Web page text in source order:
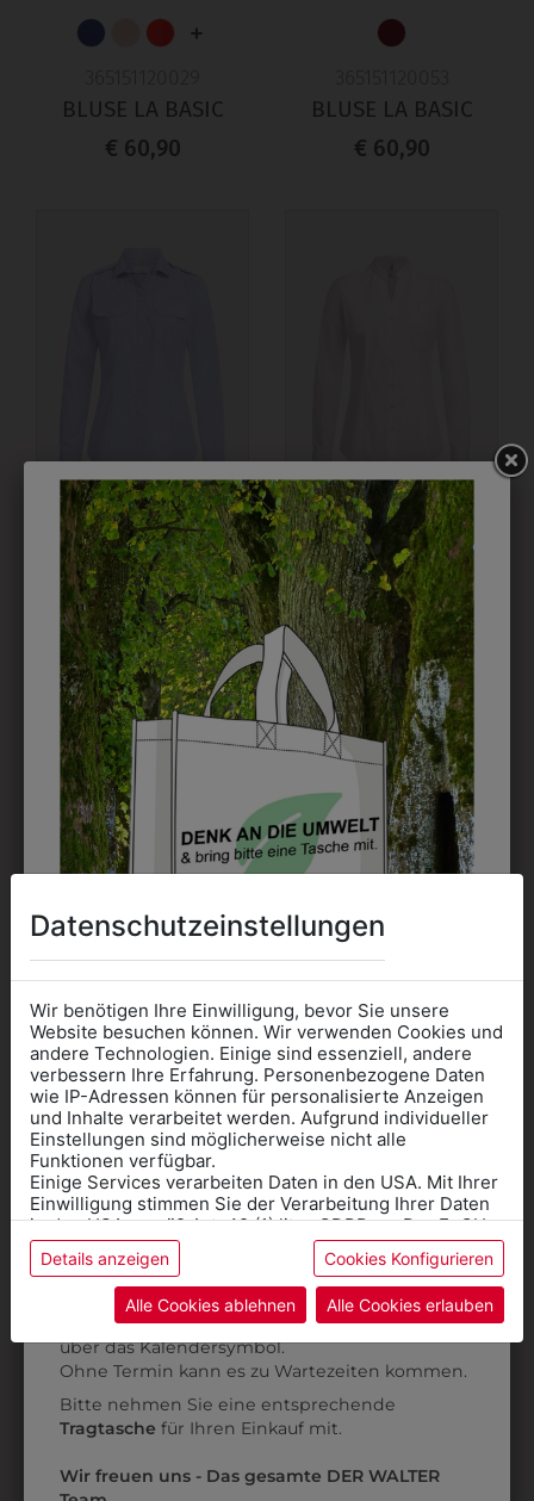
+
BLUSE LA BASIC
€ 60,90
BLUSE LA BASIC
€ 60,90
365701450029
BLUSE PILOT
LANGARM
€ 51,90
365721120090
BLUSE STEHKRAGEN
1/1
€ 60,90
365801446050
CHIFFON-BLUSE MIT
KRAGEN
€ 60,90
+
365771446016
KURZARM
€ 56,90
Datenschutzeinstellungen
Wir benötigen Ihre Einwilligung, bevor Sie unsere
Website besuchen können. Wir verwenden Cookies und
andere Technologien. Einige sind essenziell, andere
verbessern Ihre Erfahrung. Personenbezogene Daten
wie IP-Adressen können für personalisierte Anzeigen
und Inhalte verarbeitet werden. Aufgrund individueller
Einstellungen sind möglicherweise nicht alle
Funktionen verfügbar.
Einige Services verarbeiten Daten in den USA. Mit Ihrer
Einwilligung stimmen Sie der Verarbeitung Ihrer Daten
in den USA gemäß Art. 49 (1) lit. a GDPR zu. Der EuGH
stuft die USA als Land mit unzureichendem Datenschutz
ein, und es besteht das Risiko, dass US-Behörden
Daten ohne Klagemöglichkeit für Europäer überwachen.
Datenschutzerklärungbzw. im
Details anzeigen Cookies Konfigurieren
Alle Cookies ablehnen Alle Cookies erlauben
Informationen wenn Sie
Kleidung
für die SCHULE
benötigen
Online Shop: Klick auf SCHULE in der
Kategorie und die richtige Schule auswählen.
AnprobeVorort im Geschäft: Termin buchen
über das Kalendersymbol.
Ohne Termin kann es zu Wartezeiten kommen.
Bitte nehmen Sie eine entsprechende
Tragtasche für Ihren Einkauf mit.
Wir freuen uns - Das gesamte DER WALTER